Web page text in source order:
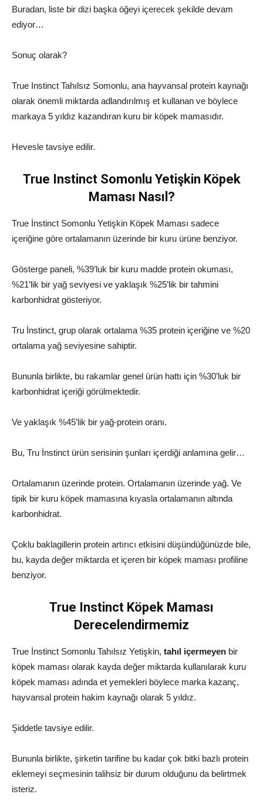
Buradan, liste bir dizi başka öğeyi içerecek şekilde devam
ediyor…
Sonuç olarak?
True Instinct Tahılsız Somonlu, ana hayvansal protein kaynağı
olarak önemli miktarda adlandırılmış et kullanan ve böylece
markaya 5 yıldız kazandıran kuru bir köpek mamasıdır.
Hevesle tavsiye edilir.
True Instinct Somonlu Yetişkin Köpek
Maması Nasıl?
True İnstinct Somonlu Yetişkin Köpek Maması sadece
içeriğine göre ortalamanın üzerinde bir kuru ürüne benziyor.
Gösterge paneli, %39’luk bir kuru madde protein okuması,
%21’lik bir yağ seviyesi ve yaklaşık %25’lik bir tahmini
karbonhidrat gösteriyor.
Tru İnstinct, grup olarak ortalama %35 protein içeriğine ve %20
ortalama yağ seviyesine sahiptir.
Bununla birlikte, bu rakamlar genel ürün hattı için %30’luk bir
karbonhidrat içeriği görülmektedir.
Ve yaklaşık %45’lik bir yağ-protein oranı.
Bu, Tru İnstinct ürün serisinin şunları içerdiği anlamına gelir…
Ortalamanın üzerinde protein. Ortalamanın üzerinde yağ. Ve
tipik bir kuru köpek mamasına kıyasla ortalamanın altında
karbonhidrat.
Çoklu baklagillerin protein artırıcı etkisini düşündüğünüzde bile,
bu, kayda değer miktarda et içeren bir köpek maması profiline
benziyor.
True Instinct Köpek Maması
Derecelendirmemiz
True İnstinct Somonlu Tahılsız Yetişkin, tahıl içermeyen bir
köpek maması olarak kayda değer miktarda kullanılarak kuru
köpek maması adında et yemekleri böylece marka kazanç,
hayvansal protein hakim kaynağı olarak 5 yıldız.
Şiddetle tavsiye edilir.
Bununla birlikte, şirketin tarifine bu kadar çok bitki bazlı protein
eklemeyi seçmesinin talihsiz bir durum olduğunu da belirtmek
isteriz.